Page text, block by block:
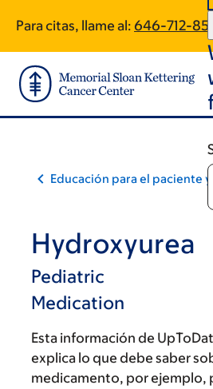
main
content
footer
Para citas, llame al: 646-712-
Educación para el paciente
Hydroxyurea
Pediatric
Medication
Esta información de
explica lo que debe saber
medicamento, por ejemplo,